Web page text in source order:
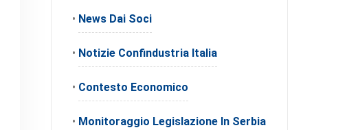
• News Dai Soci
• Notizie Confindustria Italia
• Contesto Economico
• Monitoraggio Legislazione In Serbia